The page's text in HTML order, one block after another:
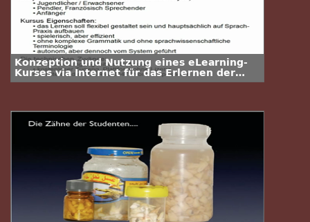
Konzeption und Nutzung eines eLearning-
Kurses via Internet für das Erlernen der
luxemburgischen Sprache